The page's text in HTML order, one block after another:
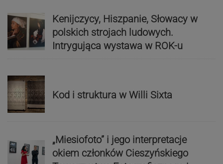
Kenijczycy, Hiszpanie, Słowacy w
polskich strojach ludowych.
Intrygująca wystawa w ROK-u
Kod i struktura w Willi Sixta
„Miesiofoto” i jego interpretacje
okiem członków Cieszyńskiego